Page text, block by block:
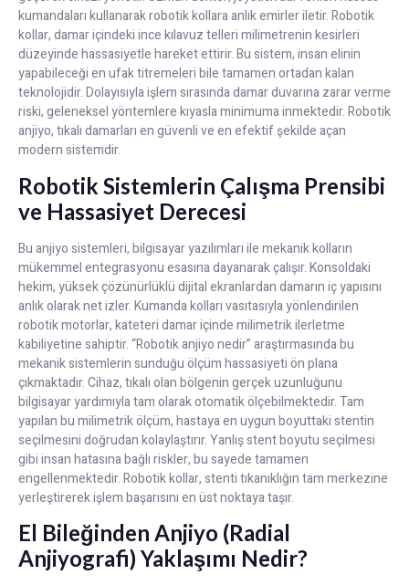
kumandaları kullanarak robotik kollara anlık emirler iletir. Robotik
kollar, damar içindeki ince kılavuz telleri milimetrenin kesirleri
düzeyinde hassasiyetle hareket ettirir. Bu sistem, insan elinin
yapabileceği en ufak titremeleri bile tamamen ortadan kalan
teknolojidir. Dolayısıyla işlem sırasında damar duvarına zarar verme
riski, geleneksel yöntemlere kıyasla minimuma inmektedir. Robotik
anjiyo, tıkalı damarları en güvenli ve en efektif şekilde açan
modern sistemdir.
Robotik Sistemlerin Çalışma Prensibi
ve Hassasiyet Derecesi
Bu anjiyo sistemleri, bilgisayar yazılımları ile mekanik kolların
mükemmel entegrasyonu esasına dayanarak çalışır. Konsoldaki
hekim, yüksek çözünürlüklü dijital ekranlardan damarın iç yapısını
anlık olarak net izler. Kumanda kolları vasıtasıyla yönlendirilen
robotik motorlar, kateteri damar içinde milimetrik ilerletme
kabiliyetine sahiptir. “Robotik anjiyo nedir” araştırmasında bu
mekanik sistemlerin sunduğu ölçüm hassasiyeti ön plana
çıkmaktadır. Cihaz, tıkalı olan bölgenin gerçek uzunluğunu
bilgisayar yardımıyla tam olarak otomatik ölçebilmektedir. Tam
yapılan bu milimetrik ölçüm, hastaya en uygun boyuttaki stentin
seçilmesini doğrudan kolaylaştırır. Yanlış stent boyutu seçilmesi
gibi insan hatasına bağlı riskler, bu sayede tamamen
engellenmektedir. Robotik kollar, stenti tıkanıklığın tam merkezine
yerleştirerek işlem başarısını en üst noktaya taşır.
El Bileğinden Anjiyo (Radial
Anjiyografi) Yaklaşımı Nedir?